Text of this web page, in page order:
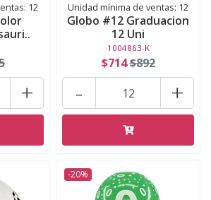
12
+
Unidad mínima de ventas: 12
Globo #12 Graduacion
12 Uni
1004863-K
$714$892
+
-
-20%